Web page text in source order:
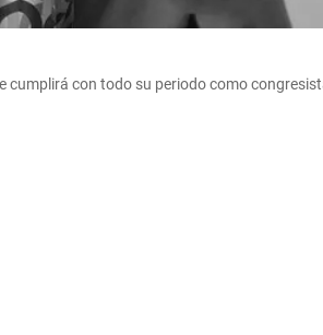
cumplirá con todo su periodo como